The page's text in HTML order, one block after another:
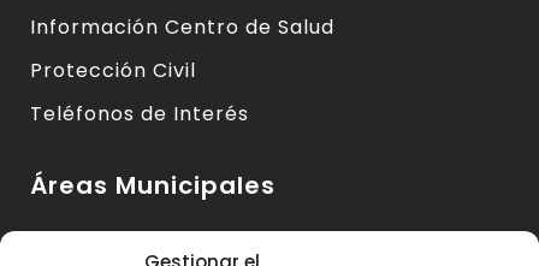
Información Centro de Salud
Protección Civil
Teléfonos de Interés
Áreas Municipales
Urbanismo y Vivienda